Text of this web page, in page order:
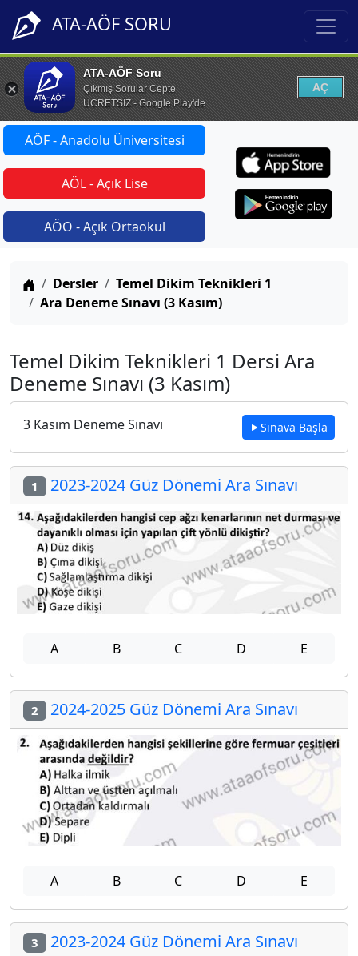
ATA-AÖF SORU
ATA-AÖF Soru
Çıkmış Sorular Cepte
ÜCRETSİZ - Google Play'de
AÇ
AÖF - Anadolu Üniversitesi
AÖL - Açık Lise
AÖO - Açık Ortaokul
Anasayfa
Dersler
Temel Dikim Teknikleri 1
Ara Deneme Sınavı (3 Kasım)
Temel Dikim Teknikleri 1 Dersi Ara
Deneme Sınavı (3 Kasım)
3 Kasım Deneme Sınavı Sınava Başla
1 2023-2024 Güz Dönemi Ara Sınavı
A B C D E
2 2024-2025 Güz Dönemi Ara Sınavı
A B C D E
3 2023-2024 Güz Dönemi Ara Sınavı